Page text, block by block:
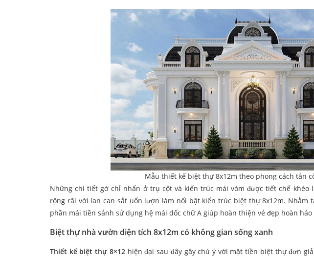
Mẫu thiết kế biệt thự 8x12m theo phong cách tân
Những chi tiết gờ chỉ nhấn ở trụ cột và kiến trúc mái vòm được tiết chế khéo
rộng rãi với lan can sắt uốn lượn làm nổi bật kiến trúc biệt thự 8x12m. Nhằm
phần mái tiền sảnh sử dụng hệ mái dốc chữ A giúp hoàn thiện vẻ đẹp hoàn
Biệt thự nhà vườn diện tích 8x12m có không gian sống xanh
Thiết kế biệt thự 8×12hiện đại sau đây gây chú ý với mặt tiền biệt thự đơn